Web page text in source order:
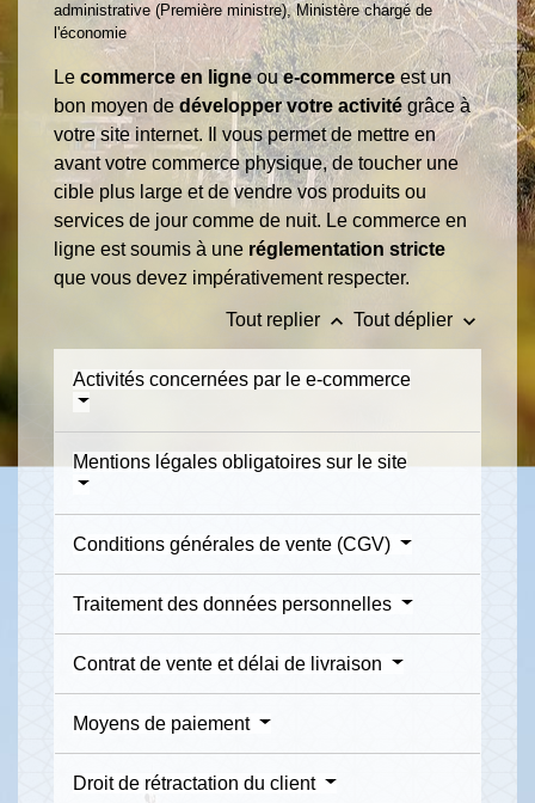
administrative (Première ministre), Ministère chargé de
l'économie
Le commerce en ligneoue-commerceest un
bon moyen de développer votre activité grâce à
votre site internet. Il vous permet de mettre en
avant votre commerce physique, de toucher une
cible plus large et de vendre vos produits ou
services de jour comme de nuit. Le commerce en
ligne est soumis à une réglementation stricte
que vous devez impérativement respecter.
Tout replier keyboard_arrow_up Tout déplier keyboard_arrow_down
Activités concernées par le e-commerce
Mentions légales obligatoires sur le site
Conditions générales de vente (CGV)
Traitement des données personnelles
Contrat de vente et délai de livraison
Moyens de paiement
Droit de rétractation du client